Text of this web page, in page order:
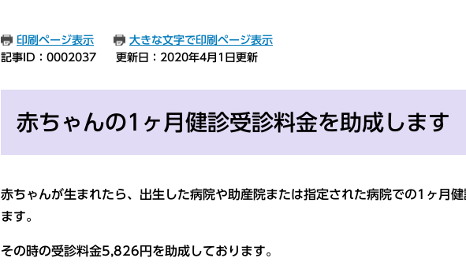
印刷ページ表示
大きな文字で印刷ページ表示
記事ID：0002037
更新日：2020年4月1日更新
赤ちゃんの1ヶ月健診受診料金を助成します
赤ちゃんが生まれたら、出生した病院や助産院または指定された病院での1ヶ月健
ます。
その時の受診料金5,826円を助成しております。